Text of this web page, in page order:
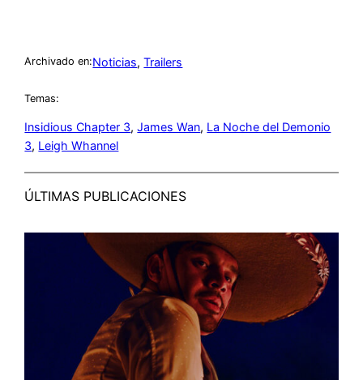
Archivado en:Noticias, Trailers
Temas:
Insidious Chapter 3, James Wan, La Noche del Demonio
3, Leigh Whannel
ÚLTIMAS PUBLICACIONES